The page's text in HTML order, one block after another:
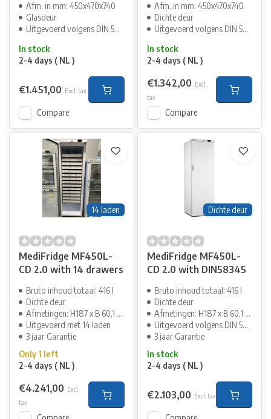
Afm. in mm: 450x470x740
Glasdeur
Uitgevoerd volgens DIN 58345
In stock
2-4 days ( NL )
€1.451,00 Excl. tax
Compare
Afm. in mm: 450x470x740
Dichte deur
Uitgevoerd volgens DIN 58345
In stock
2-4 days ( NL )
€1.342,00 Excl.
tax
Compare
14 laden
MediFridge MF450L-
CD 2.0 with 14 drawers
Bruto inhoud totaal: 416 l
Dichte deur
Afmetingen: H187 x B 60,1 x D70cm
Uitgevoerd met 14 laden
3 jaar Garantie
Only 1 left
2-4 days ( NL )
€4.241,00 Excl.
tax
Dichte deur
MediFridge MF450L-
CD 2.0 with DIN58345
Bruto inhoud totaal: 416 l
Dichte deur
Afmetingen: H187 x B 60,1 x D70cm
Uitgevoerd volgens DIN 58345
3 jaar Garantie
In stock
2-4 days ( NL )
€2.103,00 Excl. tax